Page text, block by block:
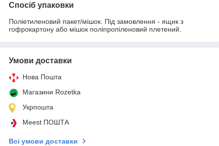
Спосіб упаковки
Поліетиленовий пакет/мішок. Під замовлення - ящик з
гофрокартону або мішок поліпропіленовий плетений.
Умови доставки
Нова Пошта
Магазини Rozetka
Укрпошта
Meest ПОШТА
Всі умови доставки